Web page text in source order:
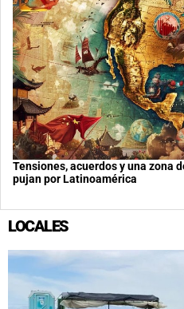
Tensiones, acuerdos y una zona
pujan por Latinoamérica
LOCALES